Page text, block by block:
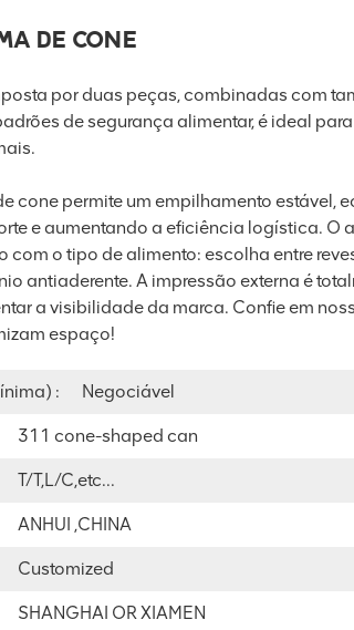
de cone
por duas peças, combinadas com
de segurança alimentar, é ideal
cone permite um empilhamento estável,
e aumentando a eficiência logística. O
com o tipo de alimento: escolha entre
antiaderente. A impressão externa é
a visibilidade da marca. Confie em
espaço!
: Negociável
311 cone-shaped can
T/T,L/C,etc...
ANHUI ,CHINA
Customized
SHANGHAI OR XIAMEN